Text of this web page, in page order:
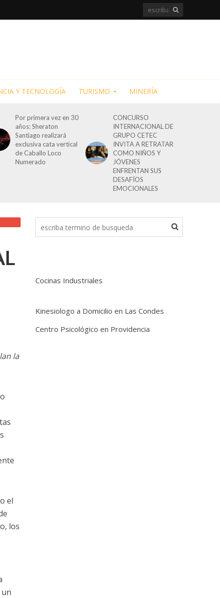
Y TECNOLOGÍA TURISMO MINERÍA
Por primera vez en 30
años: Sheraton
Santiago realizará
exclusiva cata vertical
de Caballo Loco
Numerado
CONCURSO
INTERNACIONAL DE
GRUPO CETEC
INVITA A RETRATAR
COMO NIÑOS Y
JÓVENES
ENFRENTAN SUS
DESAFÍOS
EMOCIONALES
la
el
los
Cocinas Industriales
Kinesiologo a Domicilio en Las Condes
Centro Psicológico en Providencia